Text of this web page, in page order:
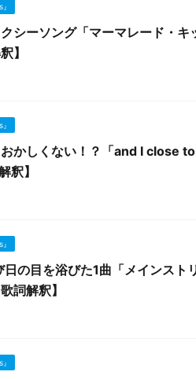
シーソング「マーマレード・キ
】
おかしくない！？「and I close to
釈】
の目を浴びた1曲「メインスト
詞解釈】